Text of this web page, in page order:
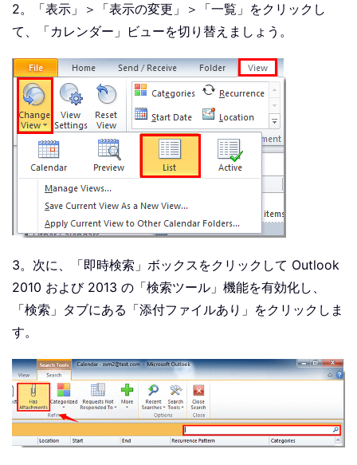
2。「表示」＞「表示の変更」＞「一覧」をクリックし
て、「カレンダー」ビューを切り替えましょう。
3。次に、「即時検索」ボックスをクリックして Outlook
2010 および 2013 の「検索ツール」機能を有効化し、
「検索」タブにある「添付ファイルあり」をクリックしま
す。